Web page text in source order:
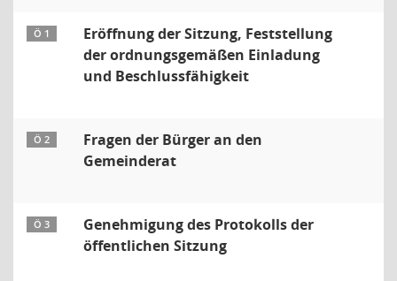
Ö 1
Eröffnung der Sitzung, Feststellung
der ordnungsgemäßen Einladung
und Beschlussfähigkeit
Ö 2
Fragen der Bürger an den
Gemeinderat
Ö 3
Genehmigung des Protokolls der
öffentlichen Sitzung